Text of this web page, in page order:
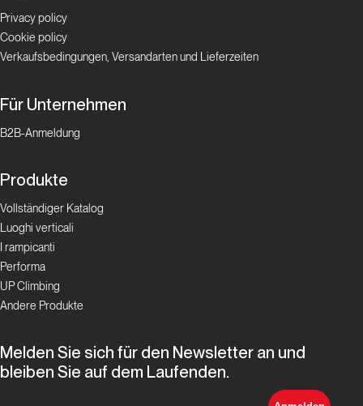
Antoine
Le
Menestrel,
Dance
La storia
dell’arrampicata
tra l’Orgon e
Mouriès
Azzurra
indoor
Storia
Privacy policy
Cookie policy
Verkaufsbedingungen, Versandarten und Lieferzeiten
Für Unternehmen
B2B-Anmeldung
Produkte
Vollständiger Katalog
Luoghi verticali
I rampicanti
Performa
UP Climbing
Andere Produkte
Melden Sie sich für den Newsletter an und
bleiben Sie auf dem Laufenden.